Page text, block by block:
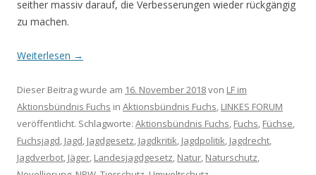
seither massiv darauf, die Verbesserungen wieder rückgängig
zu machen.
Weiterlesen →
Dieser Beitrag wurde am 16. November 2018von LF im
Aktionsbündnis Fuchs in Aktionsbündnis Fuchs, LINKES FORUM
veröffentlicht. Schlagworte: Aktionsbündnis Fuchs, Fuchs, Füchse,
Fuchsjagd, Jagd, Jagdgesetz, Jagdkritik, Jagdpolitik, Jagdrecht,
Jagdverbot, Jäger, Landesjagdgesetz, Natur, Naturschutz,